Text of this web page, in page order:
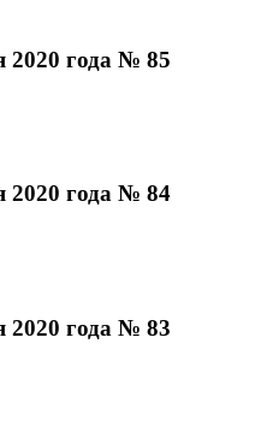
года № 85
года № 84
года № 83